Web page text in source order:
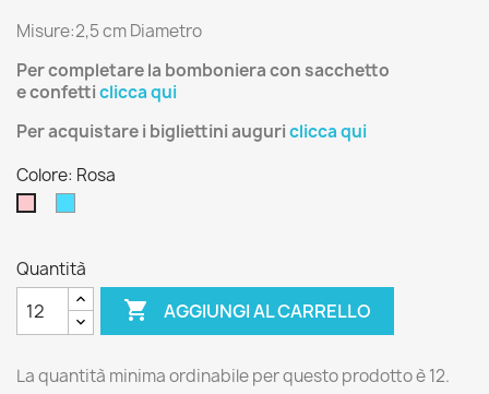
Misure:2,5 cm Diametro
Per completare la bomboniera consacchetto
econfetticlicca qui
Per acquistare i bigliettini auguriclicca qui
Colore: Rosa
Quantità
 AGGIUNGI AL CARRELLO
La quantità minima ordinabile per questo prodotto è 12.